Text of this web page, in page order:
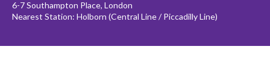
6-7 Southampton Place, London
Nearest Station: Holborn (Central Line / Piccadilly Line)